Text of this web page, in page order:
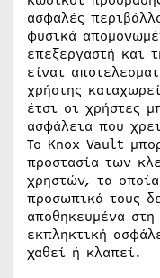
ασφαλές
φυσικά
επεξεργαστή και
είναι
χρήστης
έτσι οι χρήστες
ασφάλεια που
Το Knox Vault
προστασία των
χρηστών, τα
προσωπικά τους
αποθηκευμένα
εκπληκτική
χαθεί ή κλαπεί.